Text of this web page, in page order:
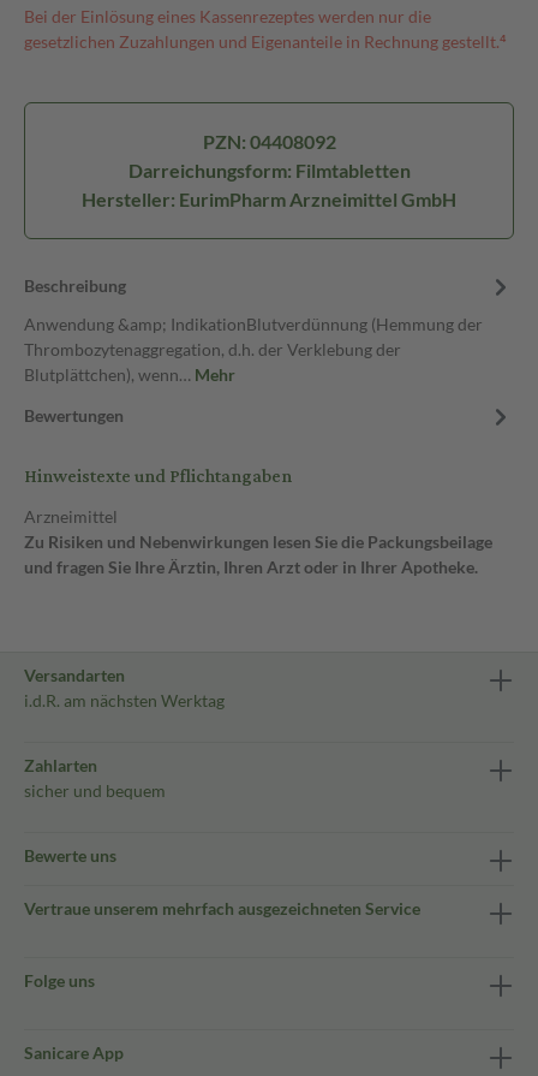
Bei der Einlösung eines Kassenrezeptes werden nur die
gesetzlichen Zuzahlungen und Eigenanteile in Rechnung gestellt.⁴
PZN: 04408092
Darreichungsform: Filmtabletten
Hersteller: EurimPharm Arzneimittel GmbH
Beschreibung
Anwendung &amp; IndikationBlutverdünnung (Hemmung der
Thrombozytenaggregation, d.h. der Verklebung der
Blutplättchen), wenn… Mehr
Bewertungen
Hinweistexte und Pflichtangaben
Arzneimittel
Zu Risiken und Nebenwirkungen lesen Sie die Packungsbeilage
und fragen Sie Ihre Ärztin, Ihren Arzt oder in Ihrer Apotheke.
Versandarten
i.d.R. am nächsten Werktag
Zahlarten
sicher und bequem
Bewerte uns
Vertraue unserem mehrfach ausgezeichneten Service
Folge uns
Sanicare App